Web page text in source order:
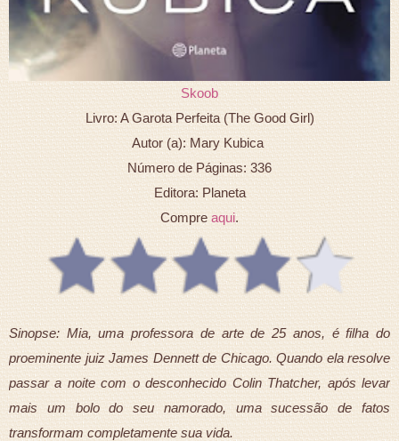
Skoob
Livro: A Garota Perfeita (The Good Girl)
Autor (a): Mary Kubica
Número de Páginas: 336
Editora: Planeta
Compreaqui.
Sinopse: Mia, uma professora de arte de 25 anos, é filha do
proeminente juiz James Dennett de Chicago. Quando ela resolve
passar a noite com o desconhecido Colin Thatcher, após levar
mais um bolo do seu namorado, uma sucessão de fatos
transformam completamente sua vida.